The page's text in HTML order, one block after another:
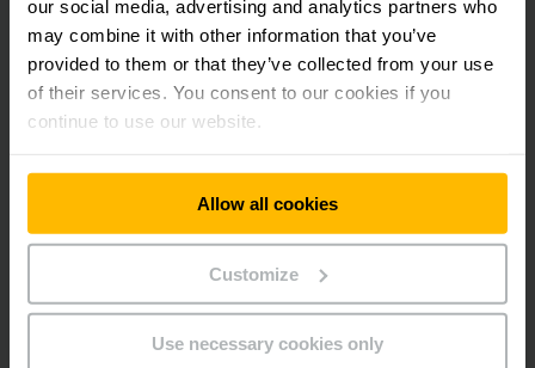
our social media, advertising and analytics partners who
may combine it with other information that you’ve
provided to them or that they’ve collected from your use
of their services. You consent to our cookies if you
continue to use our website.
Allow all cookies
Customize
Use necessary cookies only
Servicio completo para carretillas elevadoras,
transpaletas y robots móviles
Disponibilidad constante y alta disponibilidad operativa
de su flota
mediante pagos mensuales fijos
Amplia gama de opciones contractuales
flota de camiones
Estrecha cooperación basada en la asociación
Servicio de mantenimiento